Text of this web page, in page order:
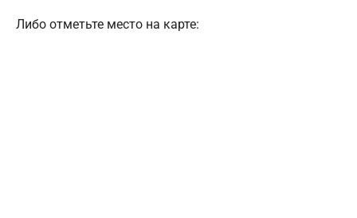
Либо отметьте место на карте: